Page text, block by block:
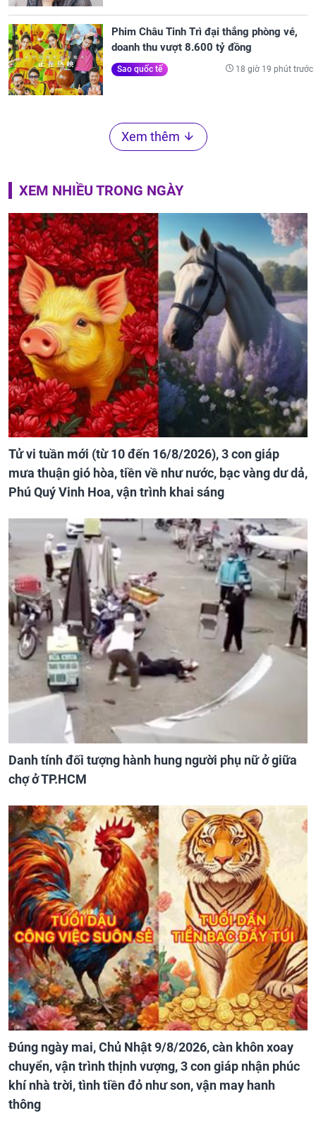
Phim Châu Tinh Trì đại thắng phòng vé,
doanh thu vượt 8.600 tỷ đồng
Sao quốc tế 18 giờ 19 phút trước
Xem thêm
XEM NHIỀU TRONG NGÀY
Tử vi tuần mới (từ 10 đến 16/8/2026), 3 con giáp
mưa thuận gió hòa, tiền về như nước, bạc vàng dư dả,
Phú Quý Vinh Hoa, vận trình khai sáng
Danh tính đối tượng hành hung người phụ nữ ở giữa
chợ ở TP.HCM
Đúng ngày mai, Chủ Nhật 9/8/2026, càn khôn xoay
chuyển, vận trình thịnh vượng, 3 con giáp nhận phúc
khí nhà trời, tình tiền đỏ như son, vận may hanh
thông